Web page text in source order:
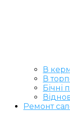
В
В
Бічні
Ремонт